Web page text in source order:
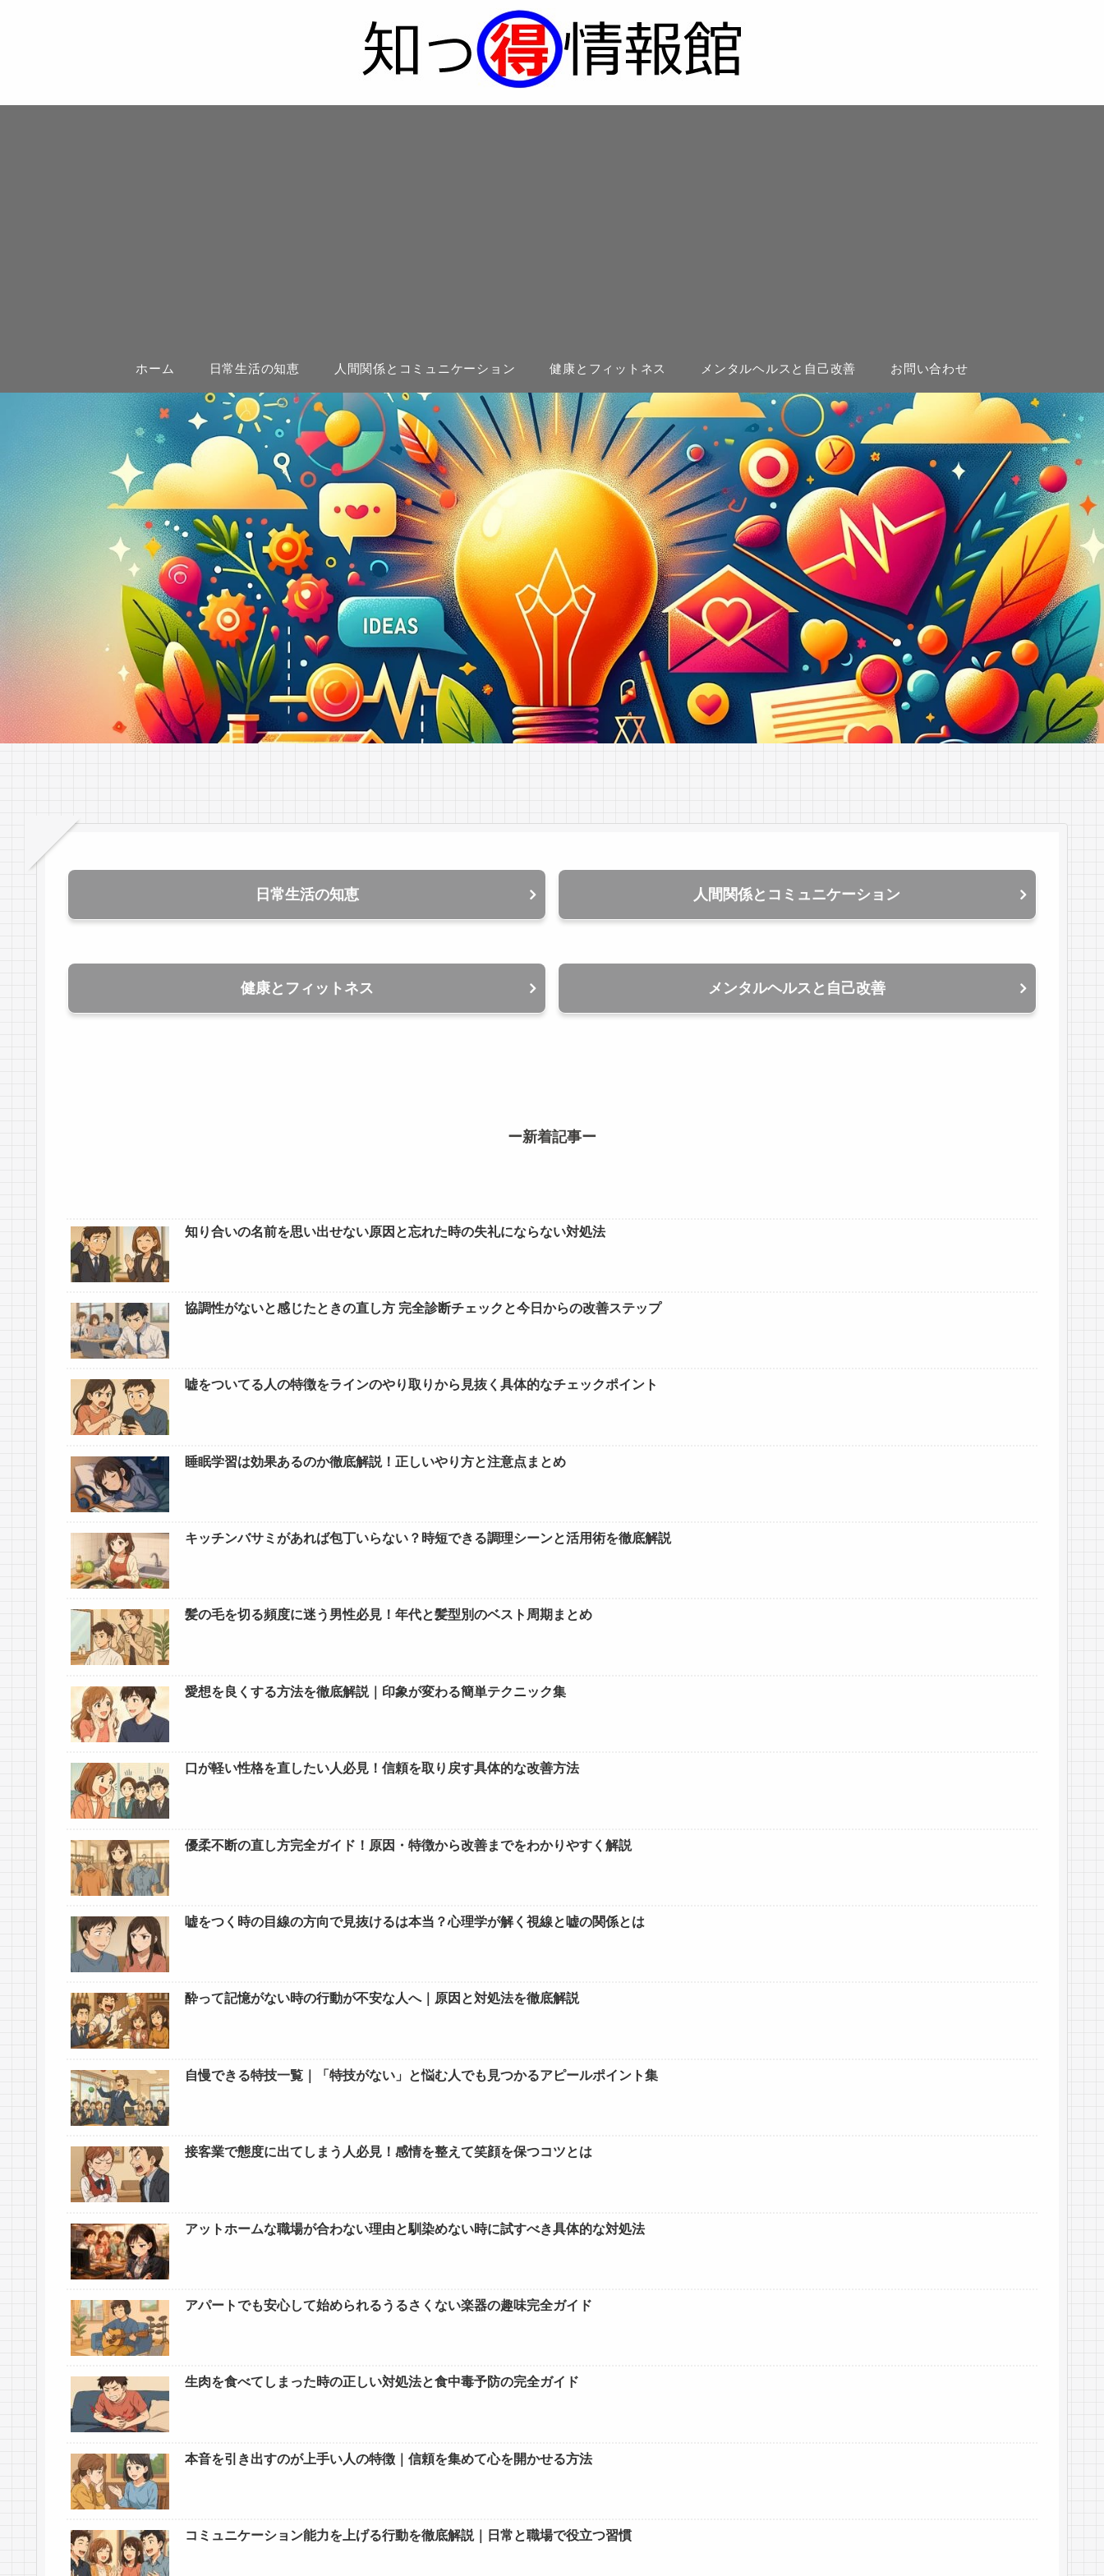
ホーム 日常生活の知恵 人間関係とコミュニケーション 健康とフィットネス メンタルヘルスと自己改善 お問い合わせ
日常生活の知恵 人間関係とコミュニケーション
健康とフィットネス メンタルヘルスと自己改善
ー新着記事ー
知り合いの名前を思い出せない原因と忘れた時の失礼にならない対処法
協調性がないと感じたときの直し方 完全診断チェックと今日からの改善ステップ
嘘をついてる人の特徴をラインのやり取りから見抜く具体的なチェックポイント
睡眠学習は効果あるのか徹底解説！正しいやり方と注意点まとめ
キッチンバサミがあれば包丁いらない？時短できる調理シーンと活用術を徹底解説
髪の毛を切る頻度に迷う男性必見！年代と髪型別のベスト周期まとめ
愛想を良くする方法を徹底解説｜印象が変わる簡単テクニック集
口が軽い性格を直したい人必見！信頼を取り戻す具体的な改善方法
優柔不断の直し方完全ガイド！原因・特徴から改善までをわかりやすく解説
嘘をつく時の目線の方向で見抜けるは本当？心理学が解く視線と嘘の関係とは
酔って記憶がない時の行動が不安な人へ｜原因と対処法を徹底解説
自慢できる特技一覧｜「特技がない」と悩む人でも見つかるアピールポイント集
接客業で態度に出てしまう人必見！感情を整えて笑顔を保つコツとは
アットホームな職場が合わない理由と馴染めない時に試すべき具体的な対処法
アパートでも安心して始められるうるさくない楽器の趣味完全ガイド
生肉を食べてしまった時の正しい対処法と食中毒予防の完全ガイド
本音を引き出すのが上手い人の特徴｜信頼を集めて心を開かせる方法
コミュニケーション能力を上げる行動を徹底解説｜日常と職場で役立つ習慣